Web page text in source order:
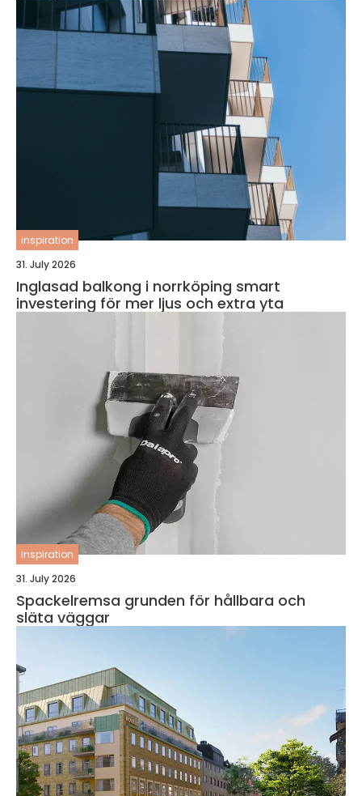
inspiration
31. July 2026
Inglasad balkong i norrköping smart
investering för mer ljus och extra yta
inspiration
31. July 2026
Spackelremsa grunden för hållbara och
släta väggar